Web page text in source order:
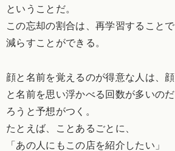
ということだ。
この忘却の割合は、再学習することで
減らすことができる。
顔と名前を覚えるのが得意な人は、顔
と名前を思い浮かべる回数が多いのだ
ろうと予想がつく。
たとえば、ことあるごとに、
「あの人にもこの店を紹介したい」